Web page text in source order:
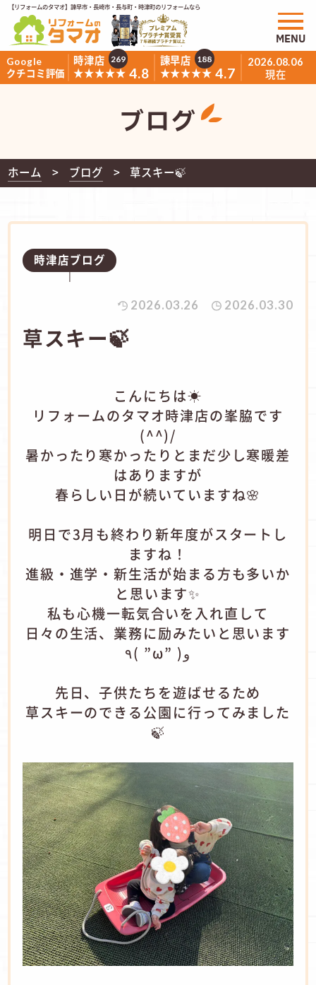
【リフォームのタマオ】諫早市・長崎市・長与町・時津町のリフォームなら
Google
クチコミ評価
時津店
★★★★★ 4.8
269
諫早店
★★★★★ 4.7
188 2026.08.06
現在
MENU
ブログ
ホーム ブログ 草スキー🍃
時津店ブログ
2026.03.26 2026.03.30
草スキー🍃
こんにちは☀
リフォームのタマオ時津店の峯脇です
(^^)/
暑かったり寒かったりとまだ少し寒暖差
はありますが
春らしい日が続いていますね🌸
明日で3月も終わり新年度がスタートし
ますね！
進級・進学・新生活が始まる方も多いか
と思います✨
私も心機一転気合いを入れ直して
日々の生活、業務に励みたいと思います
٩( ”ω” )و
先日、子供たちを遊ばせるため
草スキーのできる公園に行ってみました
🍃